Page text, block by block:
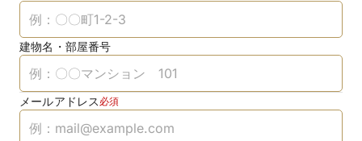
建物名・部屋番号
メールアドレス 必須